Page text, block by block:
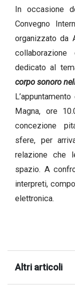
In occasione
Convegno
organizzato da
collaborazione
dedicato al
corpo sonoro
Magna, ore
concezione
sfere, per
relazione che
spazio. A
interpreti,
elettronica.
Altri articoli
miei dati
personali in
accordo
con il
decreto
Registrazione
avvenuta con
successo!